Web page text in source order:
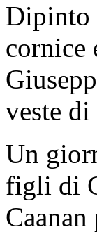
Dipinto
cornice
veste
Un
figli di